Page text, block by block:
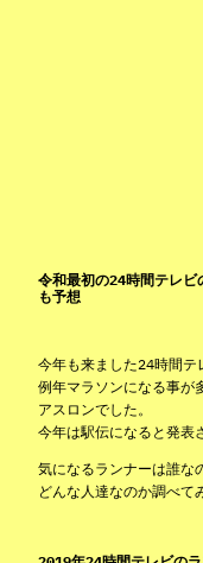
令和最初の24時間テレビ
も予想
今年も来ました24時間テ
例年マラソンになる事が
アスロンでした。
今年は駅伝になると発表
気になるランナーは誰な
どんな人達なのか調べて